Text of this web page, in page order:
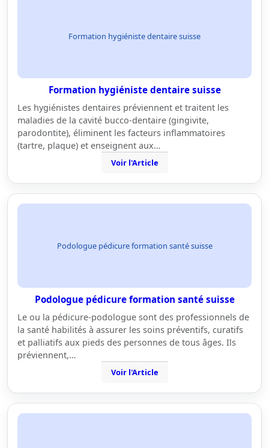
Formation hygiéniste dentaire suisse
Formation hygiéniste dentaire suisse
Les hygiénistes dentaires préviennent et traitent les
maladies de la cavité bucco-dentaire (gingivite,
parodontite), éliminent les facteurs inflammatoires
(tartre, plaque) et enseignent aux…
Voir l'Article
Podologue pédicure formation santé suisse
Podologue pédicure formation santé suisse
Le ou la pédicure-podologue sont des professionnels de
la santé habilités à assurer les soins préventifs, curatifs
et palliatifs aux pieds des personnes de tous âges. Ils
préviennent,…
Voir l'Article